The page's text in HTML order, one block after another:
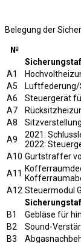
Belegung der
№
A1
A5
Luftfederung/
A6
Steuergerät
A7
A8
A9
2021:
2022:
A10 Gurtstraffer
A11
A12 Steuermodul
B1
Gebläse für
B2
Sound-
B3